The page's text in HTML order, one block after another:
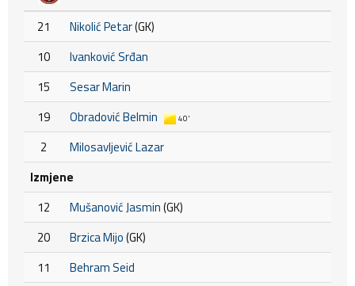
21 Nikolić Petar(GK)
10
Ivanković Srđan
15
Sesar Marin
19
Obradović Belmin 40'
2
Milosavljević Lazar
Izmjene
12
Mušanović Jasmin(GK)
20
Brzica Mijo(GK)
11
Behram Seid